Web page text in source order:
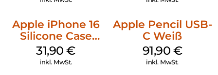
Apple iPhone 16
Silicone Case
MagSafe Fuchsia
31,90€
inkl. MwSt.
Apple Pencil USB-
C Weiß
91,90 €
inkl. MwSt.